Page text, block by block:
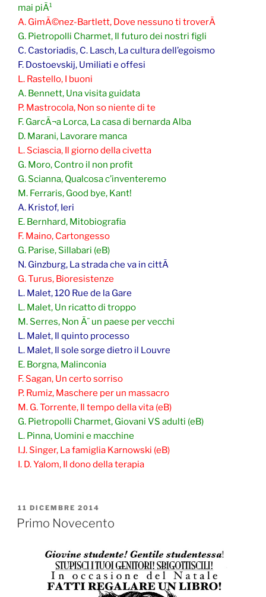
mai piÃ¹
A. GimÃ©nez-Bartlett, Dove nessuno ti troverÃ
G. Pietropolli Charmet, Il futuro dei nostri figli
C. Castoriadis, C. Lasch, La cultura dell’egoismo
F. Dostoevskij, Umiliati e offesi
L. Rastello, I buoni
A. Bennett, Una visita guidata
P. Mastrocola, Non so niente di te
F. GarcÃ¬a Lorca, La casa di bernarda Alba
D. Marani, Lavorare manca
L. Sciascia, Il giorno della civetta
G. Moro, Contro il non profit
G. Scianna, Qualcosa c’inventeremo
M. Ferraris, Good bye, Kant!
A. Kristof, Ieri
E. Bernhard, Mitobiografia
F. Maino, Cartongesso
G. Parise, Sillabari (eB)
N. Ginzburg, La strada che va in cittÃ
G. Turus, Bioresistenze
L. Malet, 120 Rue de la Gare
L. Malet, Un ricatto di troppo
M. Serres, Non Ã¨ un paese per vecchi
L. Malet, Il quinto processo
L. Malet, Il sole sorge dietro il Louvre
E. Borgna, Malinconia
F. Sagan, Un certo sorriso
P. Rumiz, Maschere per un massacro
M. G. Torrente, Il tempo della vita (eB)
G. Pietropolli Charmet, Giovani VS adulti (eB)
L. Pinna, Uomini e macchine
I.J. Singer, La famiglia Karnowski (eB)
I. D. Yalom, Il dono della terapia
PUBBLICATO
IL
11 DICEMBRE 2014
Primo Novecento